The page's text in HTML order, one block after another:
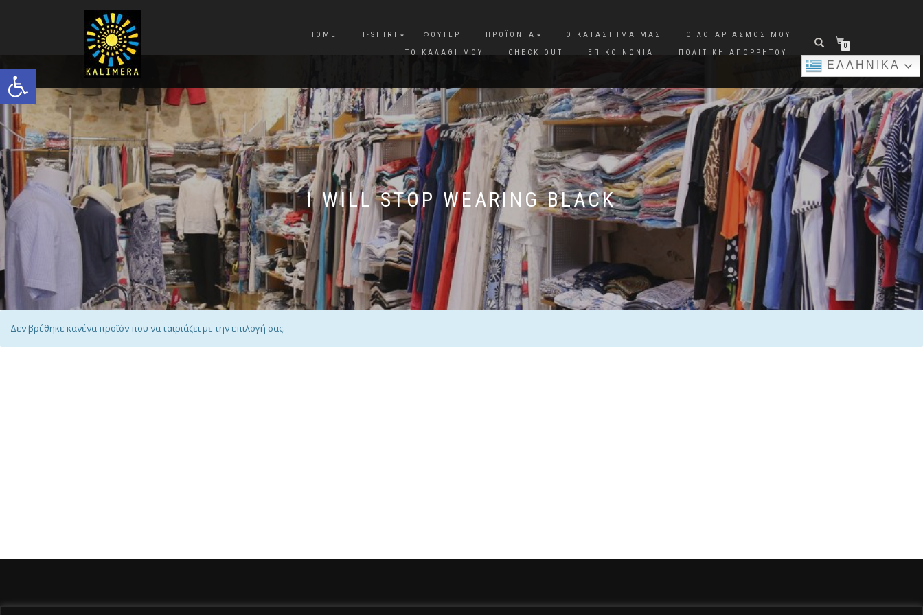
Ανοίξτε τη γραμμή εργαλείων
HOME T-SHIRT ΦΟΎΤΕΡ ΠΡΟΪΌΝΤΑ ΤΟ ΚΑΤΆΣΤΗΜΑ ΜΑΣ
Ο ΛΟΓΑΡΙΑΣΜΌΣ ΜΟΥ
ΤΟ ΚΑΛΆΘΙ ΜΟΥ
CHECK OUT ΕΠΙΚΟΙΝΩΝΊΑ ΠΟΛΙΤΙΚΉ ΑΠΟΡΡΉΤΟΥ
ΕΛΛΗΝΙΚΆ
0
I WILL STOP WEARING BLACK
Δεν βρέθηκε κανένα προϊόν που να ταιριάζει με την επιλογή σας.